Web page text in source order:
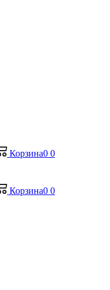
Корзина0 0
Корзина0 0